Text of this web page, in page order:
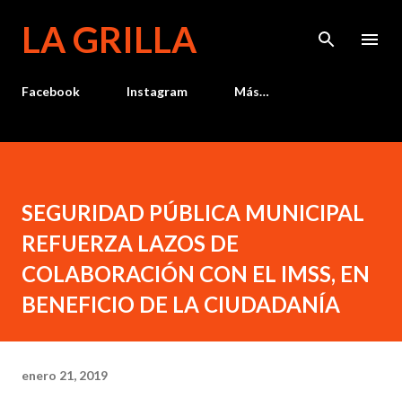
LA GRILLA
Facebook Instagram Más…
SEGURIDAD PÚBLICA MUNICIPAL
REFUERZA LAZOS DE
COLABORACIÓN CON EL IMSS, EN
BENEFICIO DE LA CIUDADANÍA
enero 21, 2019